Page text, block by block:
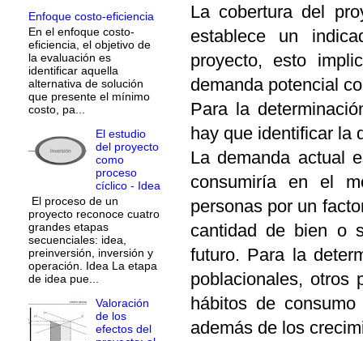
La cobertura del
establece un
proyecto, esto
demanda potencial
Para la
hay que identificar la
La demanda actual
consumiría en el
personas por un
cantidad de bien o
futuro. Para la
poblacionales, otros
hábitos de
además de los
Enfoque costo-eficiencia
En el enfoque costo-
eficiencia, el objetivo de
la evaluación es
identificar aquella
alternativa de solución
que presente el mínimo
costo, pa...
El estudio
del proyecto
como
proceso
cíclico - Idea
El proceso de un
proyecto reconoce cuatro
grandes etapas
secuenciales: idea,
preinversión, inversión y
operación. Idea La etapa
de idea pue...
Valoración
de los
efectos del